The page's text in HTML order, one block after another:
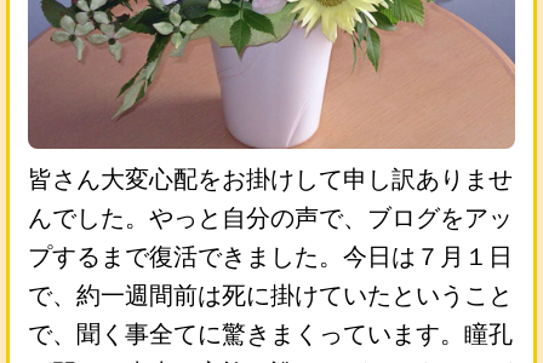
皆さん大変心配をお掛けして申し訳ありませ
んでした。やっと自分の声で、ブログをアッ
プするまで復活できました。今日は７月１日
で、約一週間前は死に掛けていたということ
で、聞く事全てに驚きまくっています。瞳孔